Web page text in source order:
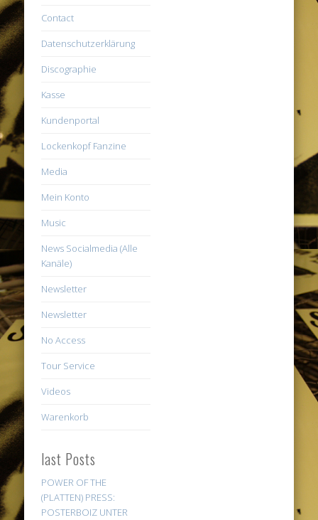
Contact
Datenschutzerklärung
Discographie
Kasse
Kundenportal
Lockenkopf Fanzine
Media
Mein Konto
Music
News Socialmedia (Alle
Kanäle)
Newsletter
Newsletter
No Access
Tour Service
Videos
Warenkorb
last Posts
POWER OF THE
(PLATTEN) PRESS:
POSTERBOIZ UNTER